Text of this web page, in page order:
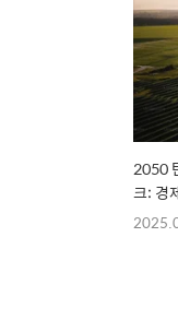
2050
크: 경